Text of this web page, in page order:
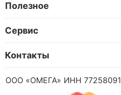
Полезное
Сервис
Контакты
ООО «ОМЕГА» ИНН